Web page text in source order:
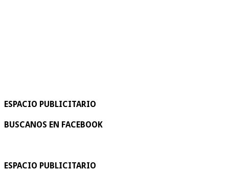
ESPACIO PUBLICITARIO
BUSCANOS EN FACEBOOK
ESPACIO PUBLICITARIO